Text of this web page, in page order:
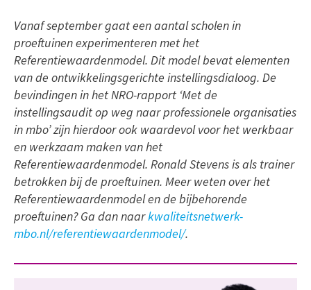
Vanaf september gaat een aantal scholen in
proeftuinen experimenteren met het
Referentiewaardenmodel. Dit model bevat elementen
van de ontwikkelingsgerichte instellingsdialoog. De
bevindingen in het NRO-rapport ‘Met de
instellingsaudit op weg naar professionele organisaties
in mbo’ zijn hierdoor ook waardevol voor het werkbaar
en werkzaam maken van het
Referentiewaardenmodel. Ronald Stevens is als trainer
betrokken bij de proeftuinen. Meer weten over het
Referentiewaardenmodel en de bijbehorende
proeftuinen? Ga dan naarkwaliteitsnetwerk-
mbo.nl/referentiewaardenmodel/.